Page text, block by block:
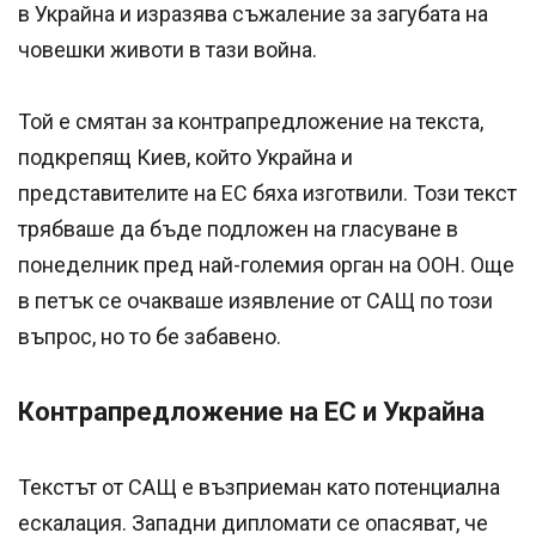
в Украйна и изразява съжаление за загубата на
човешки животи в тази война.
Той е смятан за контрапредложение на текста,
подкрепящ Киев, който Украйна и
представителите на ЕС бяха изготвили. Този текст
трябваше да бъде подложен на гласуване в
понеделник пред най-големия орган на ООН. Още
в петък се очакваше изявление от САЩ по този
въпрос, но то бе забавено.
Контрапредложение на ЕС и Украйна
Текстът от САЩ е възприеман като потенциална
ескалация. Западни дипломати се опасяват, че